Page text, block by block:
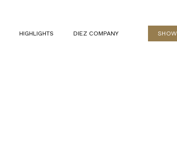
HIGHLIGHTS DIEZ COMPANY